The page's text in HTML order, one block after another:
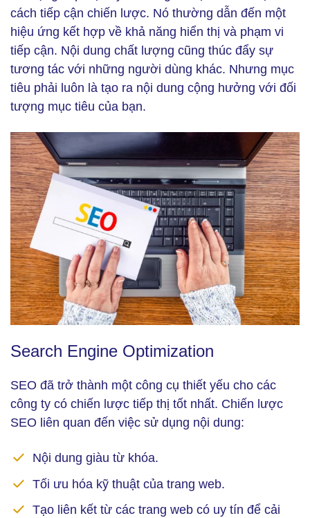
cách tiếp cận chiến lược. Nó thường dẫn đến một
hiệu ứng kết hợp về khả năng hiển thị và phạm vi
tiếp cận. Nội dung chất lượng cũng thúc đẩy sự
tương tác với những người dùng khác. Nhưng mục
tiêu phải luôn là tạo ra nội dung cộng hưởng với đối
tượng mục tiêu của bạn.
Search Engine Optimization
SEO đã trở thành một công cụ thiết yếu cho các
công ty có chiến lược tiếp thị tốt nhất. Chiến lược
SEO liên quan đến việc sử dụng nội dung:
Nội dung giàu từ khóa.
Tối ưu hóa kỹ thuật của trang web.
Tạo liên kết từ các trang web có uy tín để cải